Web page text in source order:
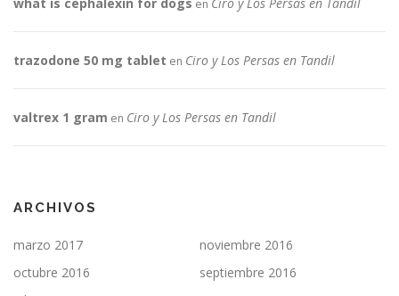
en
trazodone 50 mg tablet en Ciro y Los Persas en Tandil
valtrex 1 gram en Ciro y Los Persas en Tandil
ARCHIVOS
marzo 2017
noviembre 2016
octubre 2016
septiembre 2016